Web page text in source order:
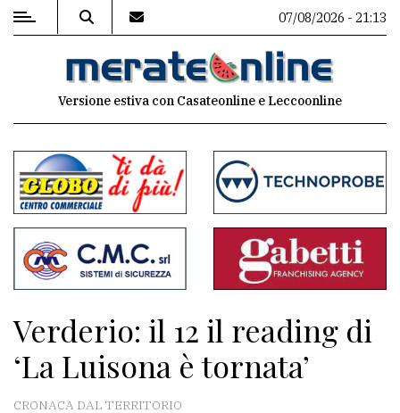
MENU
commenti
Contenuti
del
sito
Associazioni
Meteo
07/08/2026 - 21:13
Versione estiva con Casateonline e Leccoonline
Verderio: il 12 il reading di
‘La Luisona è tornata’
CRONACA DAL TERRITORIO